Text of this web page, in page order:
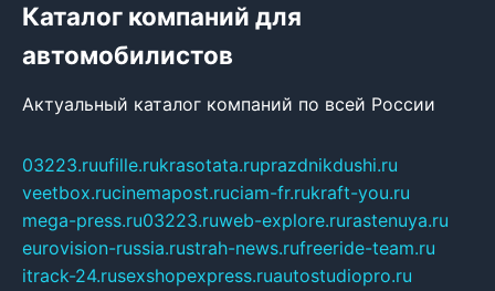
Каталог компаний для
автомобилистов
Актуальный каталог компаний по всей России
03223.ruufille.rukrasotata.ruprazdnikdushi.ru
veetbox.rucinemapost.ruciam-fr.rukraft-you.ru
mega-press.ru03223.ruweb-explore.rurastenuya.ru
eurovision-russia.rustrah-news.rufreeride-team.ru
itrack-24.rusexshopexpress.ruautostudiopro.ru